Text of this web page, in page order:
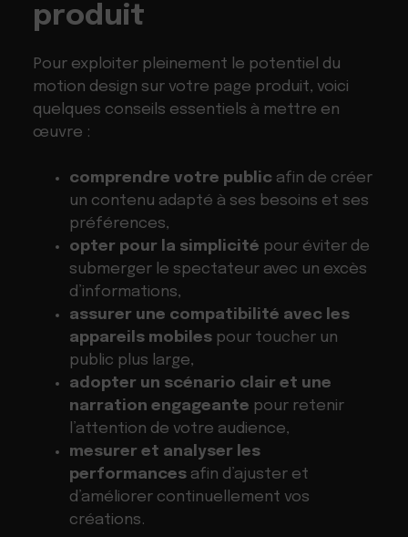
produit
Pour exploiter pleinement le potentiel du
motion design sur votre page produit, voici
quelques conseils essentiels à mettre en
œuvre :
comprendre votre public afin de créer
un contenu adapté à ses besoins et ses
préférences,
opter pour la simplicité pour éviter de
submerger le spectateur avec un excès
d’informations,
assurer une compatibilité avec les
appareils mobilespour toucher un
public plus large,
adopter un scénario clair et une
narration engageante pour retenir
l’attention de votre audience,
mesurer et analyser les
performancesafin d’ajuster et
d’améliorer continuellement vos
créations.